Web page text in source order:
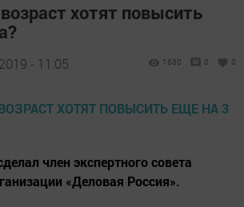
хотят повысить
- 11:05 1630 0 0
член экспертного совета
«Деловая Россия».